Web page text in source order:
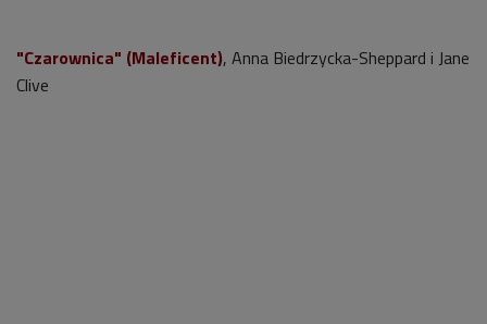
"Czarownica" (Maleficent), Anna Biedrzycka-Sheppard i Jane
Clive